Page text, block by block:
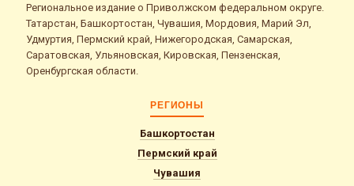
Региональное издание о Приволжском федеральном округе.
Татарстан, Башкортостан, Чувашия, Мордовия, Марий Эл,
Удмуртия, Пермский край, Нижегородская, Самарская,
Саратовская, Ульяновская, Кировская, Пензенская,
Оренбургская области.
РЕГИОНЫ
Башкортостан
Пермский край
Чувашия